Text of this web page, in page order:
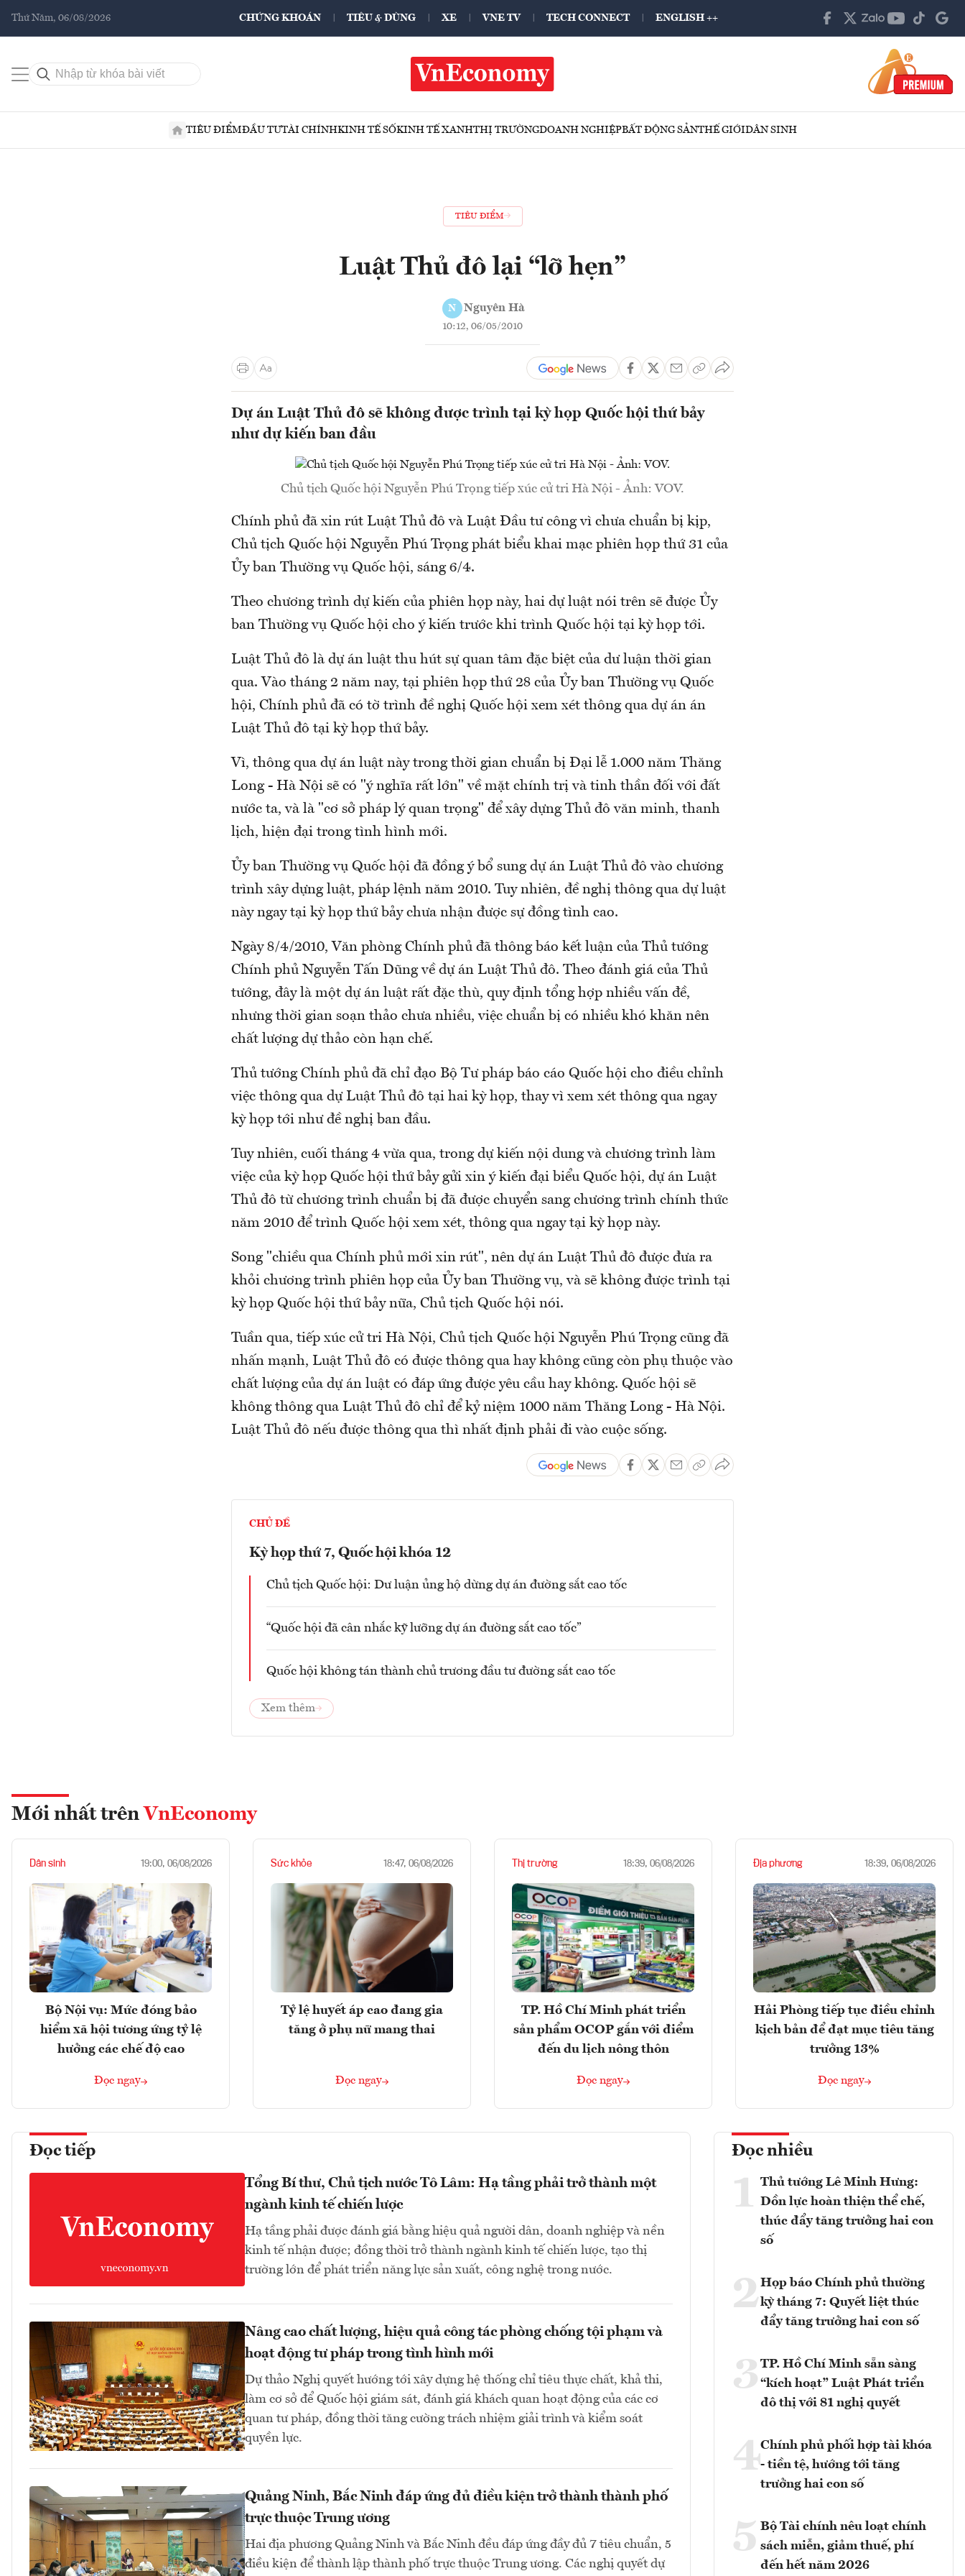
Thứ Năm, 06/08/2026 CHỨNG KHOÁN TIÊU & DÙNG XE VNE TV TECH CONNECT ENGLISH ++
TIÊU ĐIỂMĐẦU TƯTÀI CHÍNHKINH TẾ SỐKINH TẾ XANHTHỊ TRƯỜNGDOANH NGHIỆPBẤT ĐỘNG SẢNTHẾ GIỚIDÂN SINH
TIÊU ĐIỂM
Luật Thủ đô lại “lỡ hẹn”
N Nguyên Hà
10:12, 06/05/2010
Dự án Luật Thủ đô sẽ không được trình tại kỳ họp Quốc hội thứ bảy
như dự kiến ban đầu
Chủ tịch Quốc hội Nguyễn Phú Trọng tiếp xúc cử tri Hà Nội - Ảnh: VOV.
Chính phủ đã xin rút Luật Thủ đô và Luật Đầu tư công vì chưa chuẩn bị kịp,
Chủ tịch Quốc hội Nguyễn Phú Trọng phát biểu khai mạc phiên họp thứ 31 của
Ủy ban Thường vụ Quốc hội, sáng 6/4.
Theo chương trình dự kiến của phiên họp này, hai dự luật nói trên sẽ được Ủy
ban Thường vụ Quốc hội cho ý kiến trước khi trình Quốc hội tại kỳ họp tới.
Luật Thủ đô là dự án luật thu hút sự quan tâm đặc biệt của dư luận thời gian
qua. Vào tháng 2 năm nay, tại phiên họp thứ 28 của Ủy ban Thường vụ Quốc
hội, Chính phủ đã có tờ trình đề nghị Quốc hội xem xét thông qua dự án án
Luật Thủ đô tại kỳ họp thứ bảy.
Vì, thông qua dự án luật này trong thời gian chuẩn bị Đại lễ 1.000 năm Thăng
Long - Hà Nội sẽ có "ý nghĩa rất lớn" về mặt chính trị và tinh thần đối với đất
nước ta, và là "cơ sở pháp lý quan trọng" để xây dựng Thủ đô văn minh, thanh
lịch, hiện đại trong tình hình mới.
Ủy ban Thường vụ Quốc hội đã đồng ý bổ sung dự án Luật Thủ đô vào chương
trình xây dựng luật, pháp lệnh năm 2010. Tuy nhiên, đề nghị thông qua dự luật
này ngay tại kỳ họp thứ bảy chưa nhận được sự đồng tình cao.
Ngày 8/4/2010, Văn phòng Chính phủ đã thông báo kết luận của Thủ tướng
Chính phủ Nguyễn Tấn Dũng về dự án Luật Thủ đô. Theo đánh giá của Thủ
tướng, đây là một dự án luật rất đặc thù, quy định tổng hợp nhiều vấn đề,
nhưng thời gian soạn thảo chưa nhiều, việc chuẩn bị có nhiều khó khăn nên
chất lượng dự thảo còn hạn chế.
Thủ tướng Chính phủ đã chỉ đạo Bộ Tư pháp báo cáo Quốc hội cho điều chỉnh
việc thông qua dự Luật Thủ đô tại hai kỳ họp, thay vì xem xét thông qua ngay
kỳ họp tới như đề nghị ban đầu.
Tuy nhiên, cuối tháng 4 vừa qua, trong dự kiến nội dung và chương trình làm
việc của kỳ họp Quốc hội thứ bảy gửi xin ý kiến đại biểu Quốc hội, dự án Luật
Thủ đô từ chương trình chuẩn bị đã được chuyển sang chương trình chính thức
năm 2010 để trình Quốc hội xem xét, thông qua ngay tại kỳ họp này.
Song "chiều qua Chính phủ mới xin rút", nên dự án Luật Thủ đô được đưa ra
khỏi chương trình phiên họp của Ủy ban Thường vụ, và sẽ không được trình tại
kỳ họp Quốc hội thứ bảy nữa, Chủ tịch Quốc hội nói.
Tuần qua, tiếp xúc cử tri Hà Nội, Chủ tịch Quốc hội Nguyễn Phú Trọng cũng đã
nhấn mạnh, Luật Thủ đô có được thông qua hay không cũng còn phụ thuộc vào
chất lượng của dự án luật có đáp ứng được yêu cầu hay không. Quốc hội sẽ
không thông qua Luật Thủ đô chỉ để kỷ niệm 1000 năm Thăng Long - Hà Nội.
Luật Thủ đô nếu được thông qua thì nhất định phải đi vào cuộc sống.
CHỦ ĐỀ
Kỳ họp thứ 7, Quốc hội khóa 12
Chủ tịch Quốc hội: Dư luận ủng hộ dừng dự án đường sắt cao tốc
“Quốc hội đã cân nhắc kỹ lưỡng dự án đường sắt cao tốc”
Quốc hội không tán thành chủ trương đầu tư đường sắt cao tốc
Xem thêm
Mới nhất trên VnEconomy
Dân sinh 19:00, 06/08/2026
Bộ Nội vụ: Mức đóng bảo
hiểm xã hội tương ứng tỷ lệ
hưởng các chế độ cao
Đọc ngay
Sức khỏe 18:47, 06/08/2026
Tỷ lệ huyết áp cao đang gia
tăng ở phụ nữ mang thai
Đọc ngay
Thị trường 18:39, 06/08/2026
TP. Hồ Chí Minh phát triển
sản phẩm OCOP gắn với điểm
đến du lịch nông thôn
Đọc ngay
Địa phương 18:39, 06/08/2026
Hải Phòng tiếp tục điều chỉnh
kịch bản để đạt mục tiêu tăng
trưởng 13%
Đọc ngay
Đọc tiếp
Tổng Bí thư, Chủ tịch nước Tô Lâm: Hạ tầng phải trở thành một
ngành kinh tế chiến lược
Hạ tầng phải được đánh giá bằng hiệu quả người dân, doanh nghiệp và nền
kinh tế nhận được; đồng thời trở thành ngành kinh tế chiến lược, tạo thị
trường lớn để phát triển năng lực sản xuất, công nghệ trong nước.
Nâng cao chất lượng, hiệu quả công tác phòng chống tội phạm và
hoạt động tư pháp trong tình hình mới
Dự thảo Nghị quyết hướng tới xây dựng hệ thống chỉ tiêu thực chất, khả thi,
làm cơ sở để Quốc hội giám sát, đánh giá khách quan hoạt động của các cơ
quan tư pháp, đồng thời tăng cường trách nhiệm giải trình và kiểm soát
quyền lực.
Quảng Ninh, Bắc Ninh đáp ứng đủ điều kiện trở thành thành phố
trực thuộc Trung ương
Hai địa phương Quảng Ninh và Bắc Ninh đều đáp ứng đầy đủ 7 tiêu chuẩn, 5
điều kiện để thành lập thành phố trực thuộc Trung ương. Các nghị quyết dự
Đọc nhiều
1 Thủ tướng Lê Minh Hưng:
Dồn lực hoàn thiện thể chế,
thúc đẩy tăng trưởng hai con
số
2Họp báo Chính phủ thường
kỳ tháng 7: Quyết liệt thúc
đẩy tăng trưởng hai con số
3 TP. Hồ Chí Minh sẵn sàng
“kích hoạt” Luật Phát triển
đô thị với 81 nghị quyết
4Chính phủ phối hợp tài khóa
- tiền tệ, hướng tới tăng
trưởng hai con số
5 Bộ Tài chính nêu loạt chính
sách miễn, giảm thuế, phí
đến hết năm 2026